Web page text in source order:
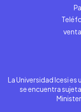
La Universidad Icesi
se encuentra